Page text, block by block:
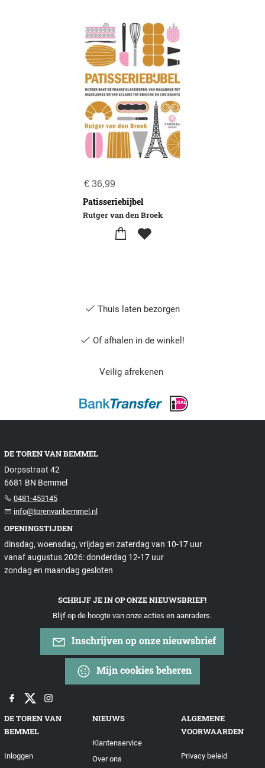
€ 36,99
Patisseriebijbel
Rutger van den Broek
Thuis laten bezorgen
Of afhalen in de winkel!
Veilig afrekenen
DE TOREN VAN BEMMEL
Dorpsstraat 42
6681 BN Bemmel
0481-453145
info@torenvanbemmel.nl
OPENINGSTIJDEN
dinsdag, woensdag, vrijdag en zaterdag van 10-17 uur
vanaf augustus 2026: donderdag 12-17 uur
zondag en maandag gesloten
SCHRIJF JE IN OP ONZE NIEUWSBRIEF!
Blijf op de hoogte van onze acties en aanraders.
Inschrijven op onze nieuwsbrief
Mijn cookies beheren
DE TOREN VAN
BEMMEL
Inloggen
NIEUWS
Klantenservice
Over ons
ALGEMENE
VOORWAARDEN
Privacy beleid